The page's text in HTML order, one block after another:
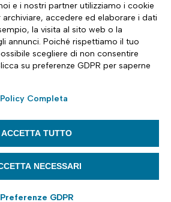
Comunicati stampa
Sito internazionale
Diventa Partner
SEGUICI SU
legale: Piazza Sallustio, 9 - 00187 - Roma
e i nostri partner utilizziamo i cookie
accedere ed elaborare i dati
la visita al sito web o la
annunci. Poiché rispettiamo il tuo
scegliere di non consentire
su preferenze GDPR per saperne
Completa
ACCETTA TUTTO
NECESSARI
Preferenze GDPR